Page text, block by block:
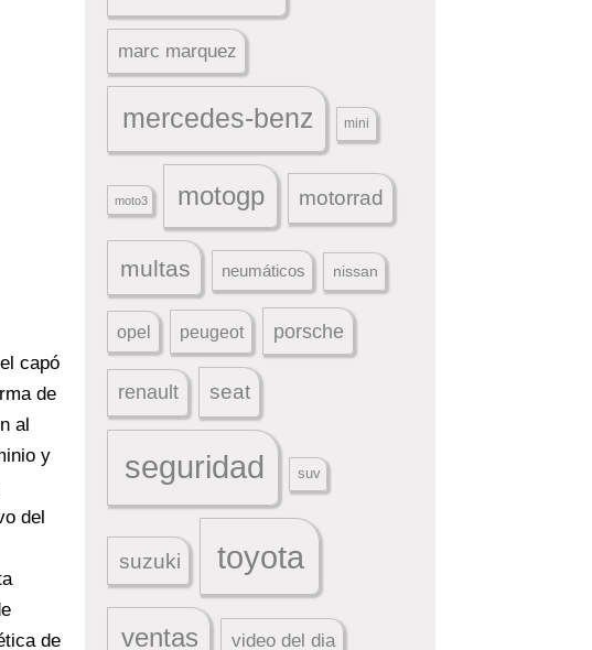
capó
de
al
y
del
de
marc marquez
mercedes-benz mini
moto3 motogp motorrad
multas neumáticos nissan
opel peugeot porsche
renault seat
seguridad suv
suzuki toyota
ventas video del dia